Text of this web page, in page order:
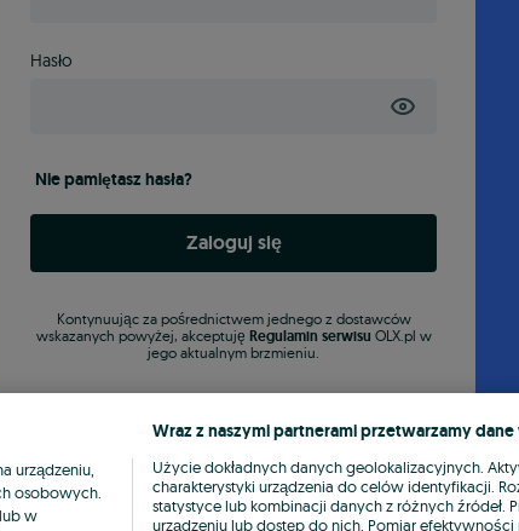
Hasło
Nie pamiętasz hasła?
Zaloguj się
Kontynuując za pośrednictwem jednego z dostawców
wskazanych powyżej, akceptuję Regulamin serwisu OLX.pl w
jego aktualnym brzmieniu.
urządzeniu,
osobowych.
w
Wraz z naszymi partnerami przetwarzamy
Użycie dokładnych danych geolokalizacyjnych.
charakterystyki urządzenia do celów identyfikacji.
statystyce lub kombinacji danych z różnych źródeł.
urządzeniu lub dostęp do nich. Pomiar efektywności